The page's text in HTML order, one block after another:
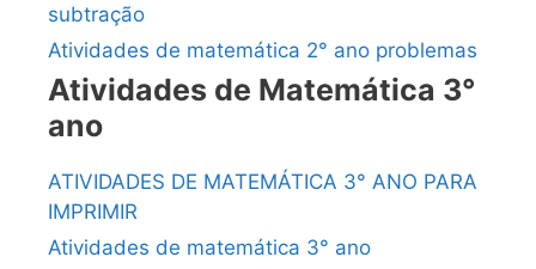
subtração
Atividades de matemática 2° ano problemas
Atividades de Matemática 3°
ano
ATIVIDADES DE MATEMÁTICA 3° ANO PARA
IMPRIMIR
Atividades de matemática 3° ano